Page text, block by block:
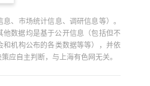
、市场统计信息、调研信息等）。
数据均是基于公开信息（包括但不
机构公布的各类数据等等），并依
应自主判断，与上海有色网无关。